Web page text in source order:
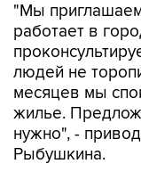
"Мы
работает в
людей не
месяцев мы
жилье.
нужно", -
Рыбушкина.